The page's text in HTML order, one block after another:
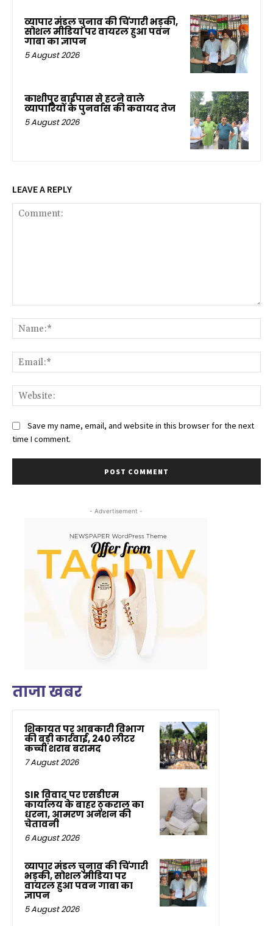
व्यापार मंडल चुनाव की चिंगारी भड़की,
सोशल मीडिया पर वायरल हुआ पवन
गाबा का ज्ञापन
5 August 2026
काशीपुर बाईपास से हटने वाले
व्यापारियों के पुनर्वास की कवायद तेज
5 August 2026
LEAVE A REPLY
Save my name, email, and website in this browser for the next
time I comment.
- Advertisement -
ताजा खबर
शिकायत पर आबकारी विभाग
की बड़ी कार्रवाई, 240 लीटर
कच्ची शराब बरामद
7 August 2026
SIR विवाद पर एसडीएम
कार्यालय के बाहर ठुकराल का
धरना, आमरण अनशन की
चेतावनी
6 August 2026
व्यापार मंडल चुनाव की चिंगारी
भड़की, सोशल मीडिया पर
वायरल हुआ पवन गाबा का
ज्ञापन
5 August 2026